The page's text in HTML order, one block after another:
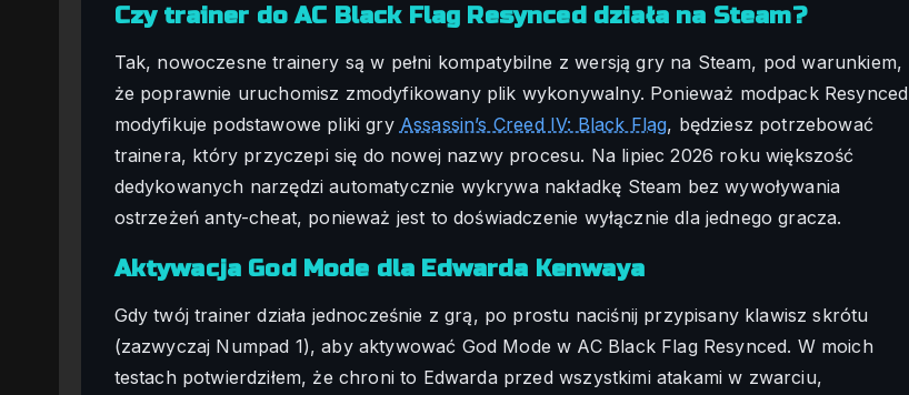
Czy trainer do AC Black Flag Resynced działa na Steam?
Tak, nowoczesne trainery są w pełni kompatybilne z wersją gry na Steam, pod warunkiem,
że poprawnie uruchomisz zmodyfikowany plik wykonywalny. Ponieważ modpack Resynced
modyfikuje podstawowe pliki gry Assassin’s Creed IV: Black Flag, będziesz potrzebować
trainera, który przyczepi się do nowej nazwy procesu. Na lipiec 2026 roku większość
dedykowanych narzędzi automatycznie wykrywa nakładkę Steam bez wywoływania
ostrzeżeń anty-cheat, ponieważ jest to doświadczenie wyłącznie dla jednego gracza.
Aktywacja God Mode dla Edwarda Kenwaya
Gdy twój trainer działa jednocześnie z grą, po prostu naciśnij przypisany klawisz skrótu
(zazwyczaj Numpad 1), aby aktywować God Mode w AC Black Flag Resynced. W moich
testach potwierdziłem, że chroni to Edwarda przed wszystkimi atakami w zwarciu,